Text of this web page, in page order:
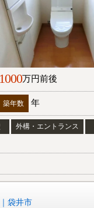
1000万円前後
築年数 年
外構・エントランス
袋井市